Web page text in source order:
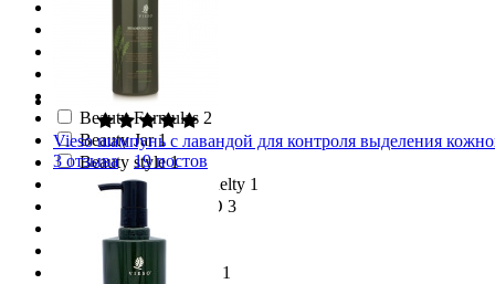
Batiste 19
BB One 9
BBCOS 3
Beamarry 2
Beautific 4
Beauty Formulas 2
Beauty Jar 1
Beauty style 1
Beauty Without Cruelty 1
BeautyConceptPRO 3
BEAVER 6
BeeCare 1
Beerskin Cosmetics 1
Vieso шампунь с лавандой для контроля выделения
3 отзыва
19 постов